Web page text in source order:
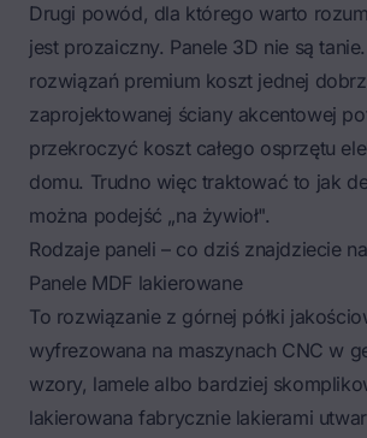
Drugi powód, dla którego warto
jest prozaiczny. Panele 3D nie są
rozwiązań premium koszt jednej
zaprojektowanej ściany akcentowej
przekroczyć koszt całego osprzętu
domu. Trudno więc traktować to jak
można podejść „na żywioł".
Rodzaje paneli – co dziś znajdziecie
Panele MDF lakierowane
To rozwiązanie z górnej półki
wyfrezowana na maszynach CNC w
wzory, lamele albo bardziej
lakierowana fabrycznie lakierami